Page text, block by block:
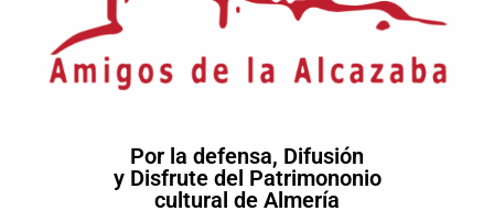
Por la defensa, Difusión
y Disfrute del Patrimononio
cultural de Almería